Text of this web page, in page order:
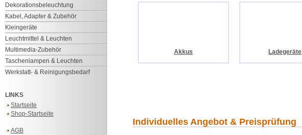
Dekorationsbeleuchtung
Kabel, Adapter & Zubehör
Kleingeräte
Leuchtmittel & Leuchten
Multimedia-Zubehör
Taschenlampen & Leuchten
Werkstatt- & Reinigungsbedarf
LINKS
Startseite
Shop-Startseite
AGB
Akkus Ladegeräte
Individuelles Angebot & Preisprüfung